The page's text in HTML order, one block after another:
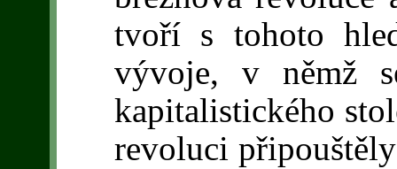
tvoří s tohoto
vývoje, v němž
kapitalistického
revoluci